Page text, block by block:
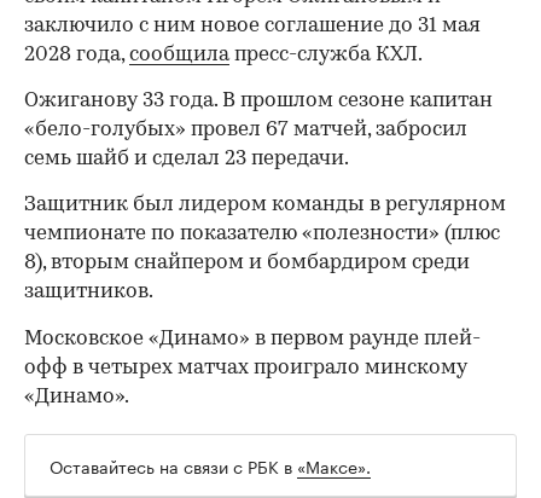
заключило с ним новое соглашение до 31 мая
2028 года,сообщилапресс-служба КХЛ.
Ожиганову 33 года. В прошлом сезоне капитан
«бело-голубых» провел 67 матчей, забросил
семь шайб и сделал 23 передачи.
Защитник был лидером команды в регулярном
чемпионате по показателю «полезности» (плюс
8), вторым снайпером и бомбардиром среди
защитников.
Московское «Динамо» в первом раунде плей-
офф в четырех матчах проиграло минскому
«Динамо».
Оставайтесь на связи с РБК в «Максе».